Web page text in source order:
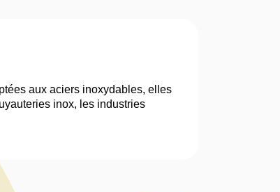
aux aciers inoxydables, elles
inox, les industries